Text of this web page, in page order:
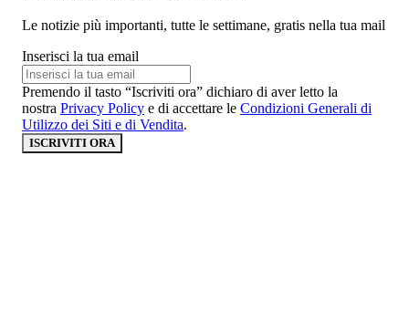
Le notizie più importanti, tutte le settimane, gratis nella tua mail
Inserisci la tua email
Premendo il tasto “Iscriviti ora” dichiaro di aver letto la
nostra Privacy Policy e di accettare le Condizioni Generali di
Utilizzo dei Siti e di Vendita.
ISCRIVITI ORA